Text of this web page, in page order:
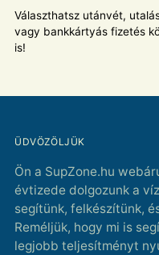
Választhatsz utánvét,
vagy bankkártyás fizetés
is!
ÜDVÖZÖLJÜK
Ön a SupZone.hu
évtizede dolgozunk a
segítünk, felkészítünk,
Reméljük, hogy mi is
legjobb teljesítményt